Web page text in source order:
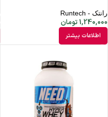
رانتک - Runtech
1,240,000تومان
اطلاعات بیشتر